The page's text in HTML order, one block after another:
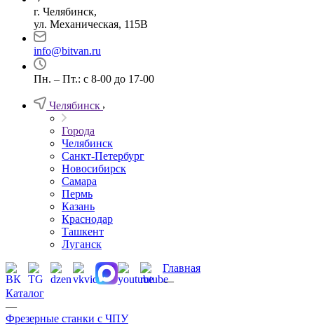
г. Челябинск,
ул. Механическая, 115В
info@bitvan.ru
Пн. – Пт.: с 8-00 до 17-00
Челябинск
Города
Челябинск
Санкт-Петербург
Новосибирск
Самара
Пермь
Казань
Краснодар
Ташкент
Луганск
Главная
—
Каталог
—
Фрезерные станки с ЧПУ